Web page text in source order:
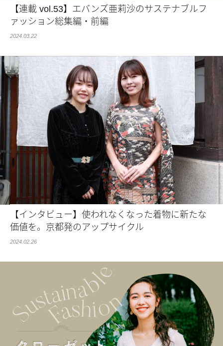
【連載 vol.53】エバンズ亜莉沙のサステナブルフ
ァッション総集編・前編
2024.03.22
【インタビュー】使われなくなった着物に新たな
価値を。京都発のアップサイクル
2024.02.26